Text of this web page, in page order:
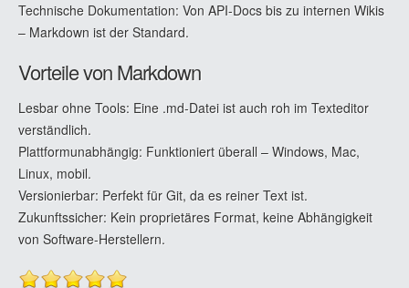
Technische Dokumentation: Von API-Docs bis zu internen Wikis
– Markdown ist der Standard.
Vorteile von Markdown
Lesbar ohne Tools: Eine .md-Datei ist auch roh im Texteditor
verständlich.
Plattformunabhängig: Funktioniert überall – Windows, Mac,
Linux, mobil.
Versionierbar: Perfekt für Git, da es reiner Text ist.
Zukunftssicher: Kein proprietäres Format, keine Abhängigkeit
von Software-Herstellern.